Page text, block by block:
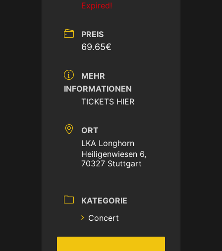
Expired!
PREIS
69.65€
MEHR
INFORMATIONEN
TICKETS HIER
ORT
LKA Longhorn
Heiligenwiesen 6,
70327 Stuttgart
KATEGORIE
Concert